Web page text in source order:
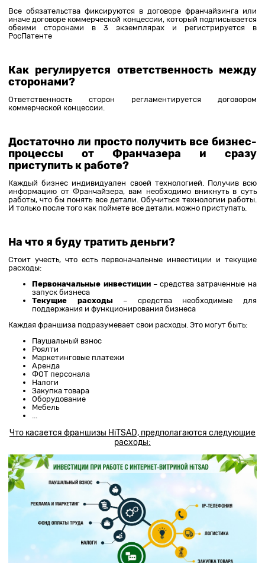
Все обязательства фиксируются в договоре франчайзинга или
иначе договоре коммерческой концессии, который подписывается
обеими сторонами в 3 экземплярах и регистрируется в
РосПатенте
Как регулируется ответственность между
сторонами?
Ответственность сторон регламентируется договором
коммерческой концессии.
Достаточно ли просто получить все бизнес-
процессы от Франчазера и сразу
приступить к работе?
Каждый бизнес индивидуален своей технологией. Получив всю
информацию от Франчайзера, вам необходимо вникнуть в суть
работы, что бы понять все детали. Обучиться технологии работы.
И только после того как поймете все детали, можно приступать.
На что я буду тратить деньги?
Стоит учесть, что есть первоначальные инвестиции и текущие
расходы:
Первоначальные инвестиции– средства затраченные на
запуск бизнеса
Текущие расходы – средства необходимые для
поддержания и функционирования бизнеса
Каждая франшиза подразумевает свои расходы. Это могут быть:
Паушальный взнос
Роялти
Маркетинговые платежи
Аренда
ФОТ персонала
Налоги
Закупка товара
Оборудование
Мебель
Что касается франшизы HiTSAD, предполагаются следующие
расходы: